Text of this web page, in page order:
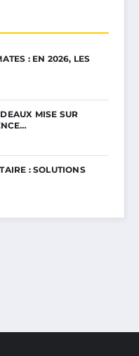
: EN 2026, LES
MISE SUR
: SOLUTIONS